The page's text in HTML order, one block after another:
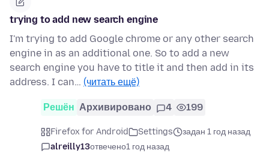
trying to add new search engine
I'm trying to add Google chrome or any other search
engine in as an additional one. So to add a new
search engine you have to title it and then add in its
address. I can… (читать ещё)
Решён Архивировано 4 199
Firefox for Android Settings
задан 1 год назад
alreilly13отвечено1 год назад